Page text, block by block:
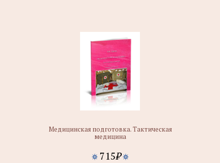
Медицинская подготовка. Тактическая
медицина
715₽